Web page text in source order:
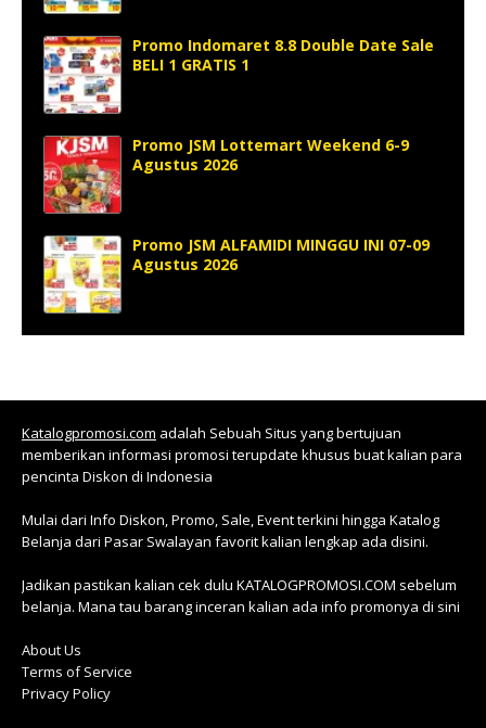
Promo Indomaret 8.8 Double Date Sale
BELI 1 GRATIS 1
Promo JSM Lottemart Weekend 6-9
Agustus 2026
Promo JSM ALFAMIDI MINGGU INI 07-09
Agustus 2026
Katalogpromosi.com adalah Sebuah Situs yang bertujuan
memberikan informasi promosi terupdate khusus buat kalian para
pencinta Diskon di Indonesia
Mulai dari Info Diskon, Promo, Sale, Event terkini hingga Katalog
Belanja dari Pasar Swalayan favorit kalian lengkap ada disini.
Jadikan pastikan kalian cek dulu KATALOGPROMOSI.COM sebelum
belanja. Mana tau barang inceran kalian ada info promonya di sini
About Us
Terms of Service
Privacy Policy